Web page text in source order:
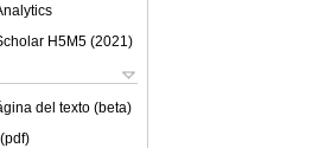
H5M5 (2021 )
del texto (beta)